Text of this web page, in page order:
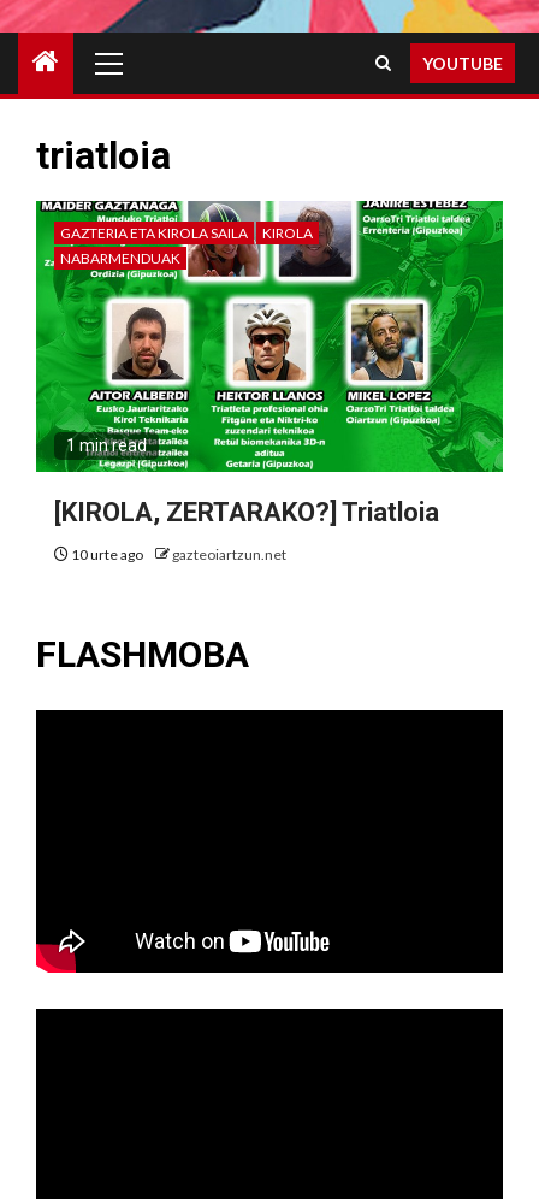
Menu
YOUTUBE
triatloia
GAZTERIA ETA KIROLA SAILA
KIROLA
NABARMENDUAK
1 min read
[KIROLA, ZERTARAKO?] Triatloia
10 urte ago gazteoiartzun.net
FLASHMOBA